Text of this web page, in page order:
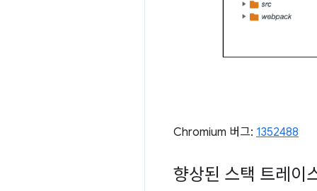
Chromium 버그: 1352488
향상된 스택 트레이